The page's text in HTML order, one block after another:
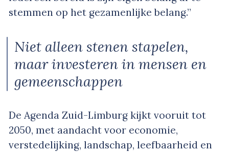
stemmen op het gezamenlijke belang.”
Niet alleen stenen stapelen,
maar investeren in mensen en
gemeenschappen
De Agenda Zuid-Limburg kijkt vooruit tot
2050, met aandacht voor economie,
verstedelijking, landschap, leefbaarheid en